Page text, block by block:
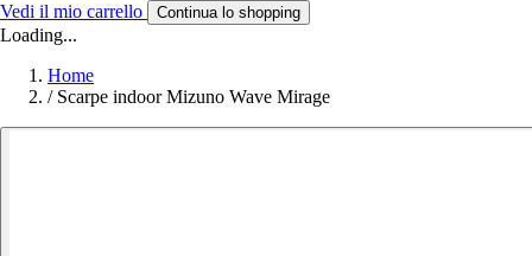
Vedi il mio carrello Continua lo shopping
Loading...
Home
/ Scarpe indoor Mizuno Wave Mirage